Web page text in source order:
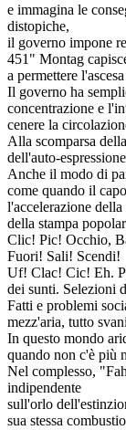
e immagina le
distopiche,
il governo impone
451" Montag
a permettere
Il governo ha
concentrazione e
cenere la
Alla scomparsa
dell'auto-
Anche il modo di
come quando il
l'accelerazione
della stampa
Clic! Pic! Occhio,
Fuori! Sali! Scendi!
Uf! Clac! Cic! Eh.
dei sunti. Selezioni
Fatti e problemi
mezz'aria, tutto
In questo mondo
quando non c'è più
Nel complesso,
indipendente
sull'orlo
sua stessa